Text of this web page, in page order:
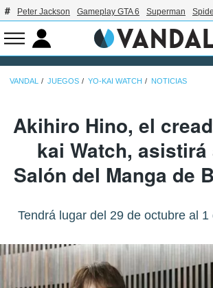
Peter Jackson Gameplay GTA 6 Superman
VANDAL JUEGOS YO-KAI WATCH NOTICIAS
Akihiro Hino, el
kai Watch, asistirá
Salón del Manga de
Tendrá lugar del 29 de octubre al 1